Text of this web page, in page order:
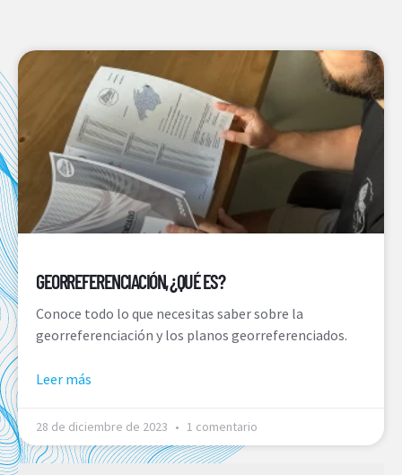
GEORREFERENCIACIÓN, ¿QUÉ ES?
Conoce todo lo que necesitas saber sobre la
georreferenciación y los planos georreferenciados.
Leer más
28 de diciembre de 2023 1 comentario